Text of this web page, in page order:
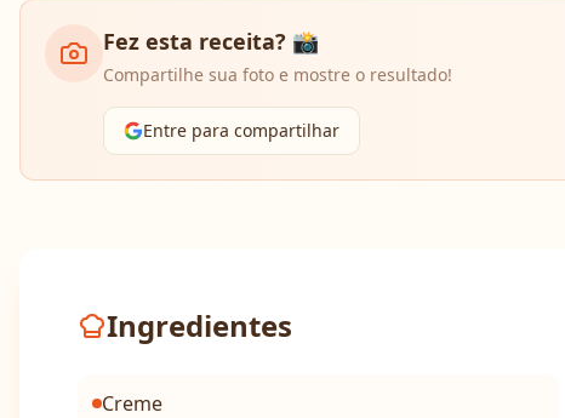
Fez esta receita? 📸
Compartilhe sua foto e mostre o resultado!
Entre para compartilhar
Ingredientes
Creme